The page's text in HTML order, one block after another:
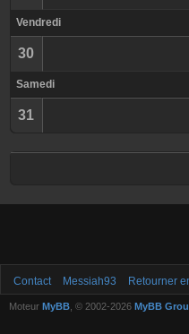
Vendredi
30
Samedi
31
Contact Messiah93 Retourner
Moteur MyBB , © 2002-2026 MyBB